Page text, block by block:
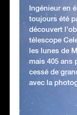
Ingénieur en
toujours été
découvert
télescope
les lunes de
mais 405 ans
cessé de
avec la